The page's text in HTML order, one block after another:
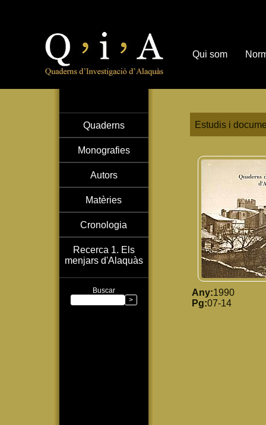
Quaderns
Monografies
Autors
Matèries
Cronologia
Recerca 1. Els
menjars d'Alaquàs
Buscar
Estudis i
Any:1990
Pg:07-14
Qui som